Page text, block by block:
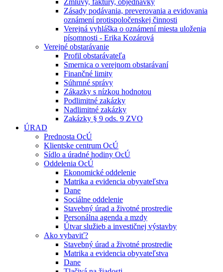
Zmluvy, faktúry, objednávky
Zásady podávania, preverovania a evidovania
oznámení protispoločenskej činnosti
Verejná vyhláška o oznámení miesta uloženia
písomnosti - Erika Kozárová
Verejné obstarávanie
Profil obstarávateľa
Smernica o verejnom obstarávaní
Finančné limity
Súhrnné správy
Zákazky s nízkou hodnotou
Podlimitné zakázky
Nadlimitné zakázky
Zakázky § 9 ods. 9 ZVO
ÚRAD
Prednosta OcÚ
Klientske centrum OcÚ
Sídlo a úradné hodiny OcÚ
Oddelenia OcÚ
Ekonomické oddelenie
Matrika a evidencia obyvateľstva
Dane
Sociálne oddelenie
Stavebný úrad a životné prostredie
Personálna agenda a mzdy
Útvar služieb a investičnej výstavby
Ako vybaviť?
Stavebný úrad a životné prostredie
Matrika a evidencia obyvateľstva
Dane